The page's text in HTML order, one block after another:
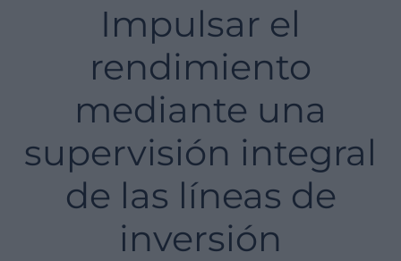
Impulsar el
rendimiento
mediante una
supervisión integral
de las líneas de
inversión